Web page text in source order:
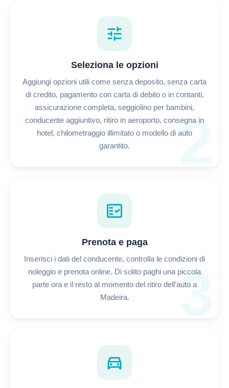
2
tune
Seleziona le opzioni
Aggiungi opzioni utili come senza deposito, senza carta
di credito, pagamento con carta di debito o in contanti,
assicurazione completa, seggiolino per bambini,
conducente aggiuntivo, ritiro in aeroporto, consegna in
hotel, chilometraggio illimitato o modello di auto
garantito.
3
fact_check
Prenota e paga
Inserisci i dati del conducente, controlla le condizioni di
noleggio e prenota online. Di solito paghi una piccola
parte ora e il resto al momento del ritiro dell’auto a
Madeira.
directions_car